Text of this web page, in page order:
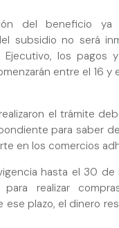
del beneficio ya
subsidio no será
los pagos
entre el 16 y
el trámite
para saber
en los comercios
hasta el 30
realizar
ese plazo, el dinero